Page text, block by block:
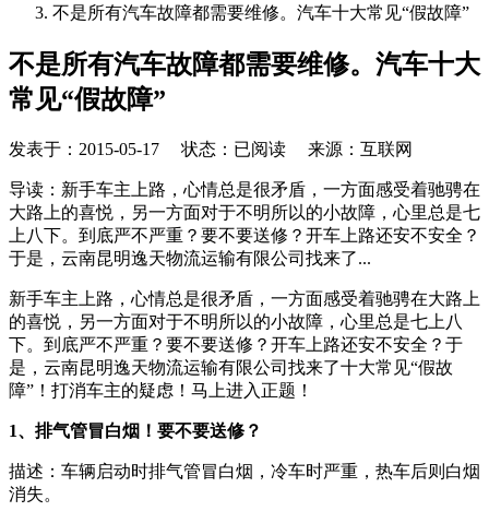
不是所有汽车故障都需要维修。汽车十大常见“假故障”
不是所有汽车故障都需要维修。汽车十大
常见“假故障”
发表于： 2015-05-17 状态：已阅读 来源：互联网
导读：新手车主上路，心情总是很矛盾，一方面感受着驰骋在
大路上的喜悦，另一方面对于不明所以的小故障，心里总是七
上八下。到底严不严重？要不要送修？开车上路还安不安全？
于是，云南昆明逸天物流运输有限公司找来了...
新手车主上路，心情总是很矛盾，一方面感受着驰骋在大路上
的喜悦，另一方面对于不明所以的小故障，心里总是七上八
下。到底严不严重？要不要送修？开车上路还安不安全？于
是，云南昆明逸天物流运输有限公司找来了十大常见“假故
障”！打消车主的疑虑！马上进入正题！
1、排气管冒白烟！要不要送修？
描述：车辆启动时排气管冒白烟，冷车时严重，热车后则白烟
消失。